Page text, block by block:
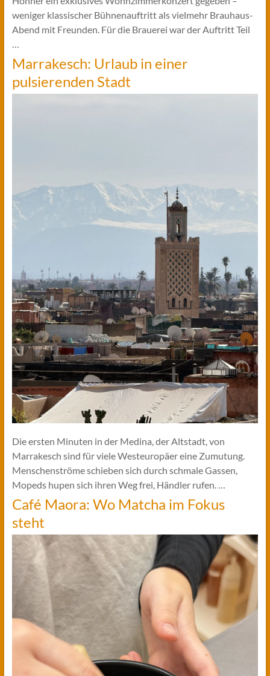
weniger klassischer Bühnenauftritt als vielmehr Brauhaus-
Abend mit Freunden. Für die Brauerei war der Auftritt Teil
…
Marrakesch: Urlaub in einer
pulsierenden Stadt
Die ersten Minuten in der Medina, der Altstadt, von
Marrakesch sind für viele Westeuropäer eine Zumutung.
Menschenströme schieben sich durch schmale Gassen,
Mopeds hupen sich ihren Weg frei, Händler rufen. …
Café Maora: Wo Matcha im Fokus
steht